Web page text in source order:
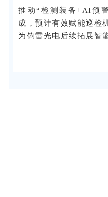
推动“检测装备+AI预
成，预计有效赋能巡检
为钧雷光电后续拓展智